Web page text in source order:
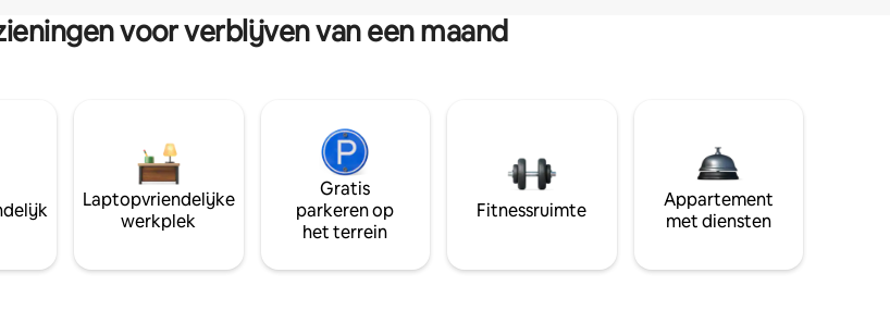
voor verblijven van een maand
Laptopvriendelijke
werkplek
Gratis
parkeren op
het terrein
Fitnessruimte
Appartement
met diensten